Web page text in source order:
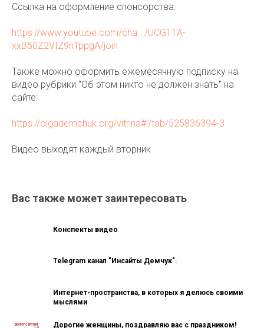
Ссылка на оформление спонсорства:
https://www.youtube.com/cha.../UCG11A-
xxB50Z2VIZ9nTppgA/join
Также можно оформить ежемесячную подписку на
видео рубрики "Об этом никто не должен знать" на
сайте:
https://olgademchuk.org/vitrina#!/tab/525836394-3
Видео выходят каждый вторник
Вас также может заинтересовать
Конспекты видео
Telegram канал "Инсайты Демчук".
Интернет-пространства, в которых я делюсь своими
мыслями
Дорогие женщины, поздравляю вас с праздником!